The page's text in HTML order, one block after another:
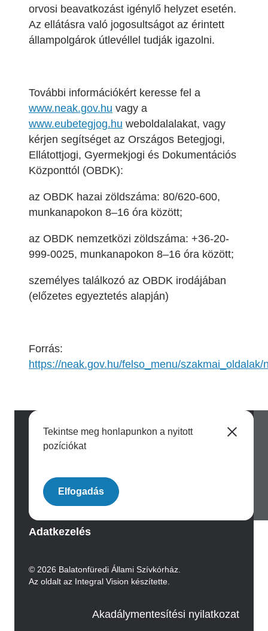
orvosi beavatkozást igénylő helyzet esetén.
Az ellátásra való jogosultságot az érintett
állampolgárok útlevéllel tudják igazolni.
További információkért keresse fel a
www.neak.gov.hu vagy a
www.eubetegjog.hu weboldalalakat, vagy
kérjen segítséget az Országos Betegjogi,
Ellátottjogi, Gyermekjogi és Dokumentációs
Központtól (OBDK):
az OBDK hazai zöldszáma: 80/620-600,
munkanapokon 8–16 óra között;
az OBDK nemzetközi zöldszáma: +36-20-
999-0025, munkanapokon 8–16 óra között;
személyes találkozó az OBDK irodájában
(előzetes egyeztetés alapján)
Forrás:
https://neak.gov.hu/felso_menu/
Tekintse meg honlapunkon a nyitott
pozíciókat
Elfogadás
Archívum
Adatkezelés
© 2026 Balatonfüredi Állami Szívkórház.
Az oldalt az Integral Vision készítette.
Akadálymentesítési nyilatkozat